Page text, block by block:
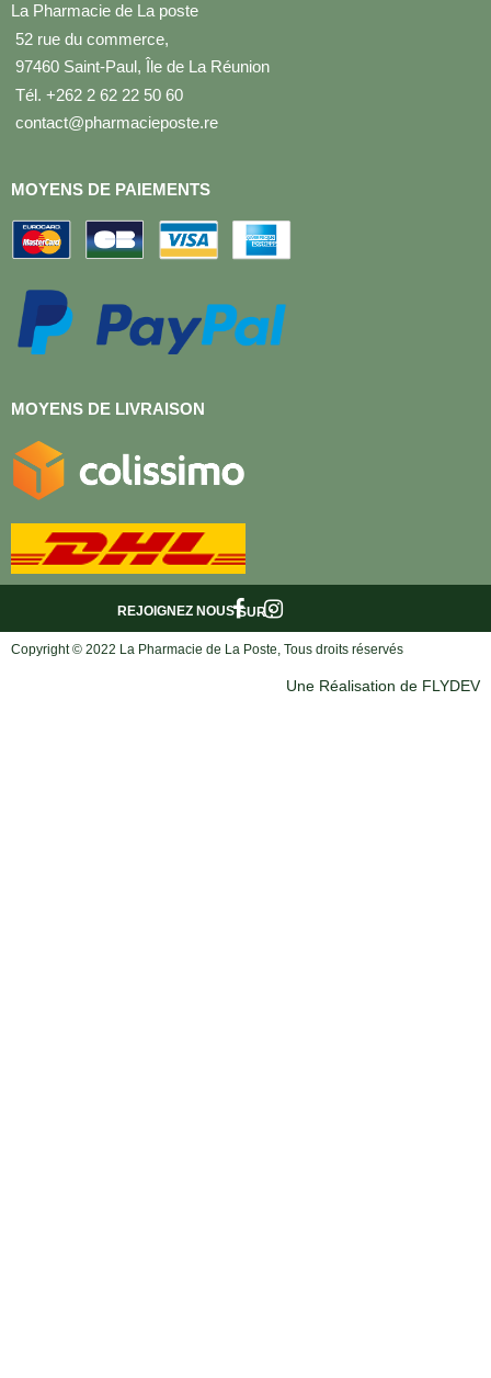
La Pharmacie de La poste
52 rue du commerce,
97460 Saint-Paul, Île de La Réunion
Tél. +262 2 62 22 50 60
contact@pharmacieposte.re
MOYENS DE PAIEMENTS
MOYENS DE LIVRAISON
SUR :
REJOIGNEZ NOUS
Copyright © 2022 La Pharmacie de La Poste, Tous droits réservés
Une Réalisation de FLYDEV